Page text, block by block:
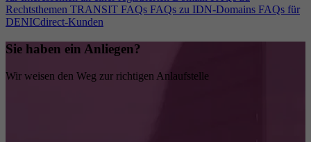
Rechtsthemen TRANSIT FAQs FAQs zu IDN-Domains FAQs für
DENICdirect-Kunden
Sie haben ein Anliegen?
Wir weisen den Weg zur richtigen Anlaufstelle